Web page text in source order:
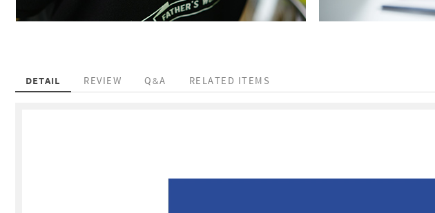
DETAIL REVIEW Q&A RELATED ITEMS